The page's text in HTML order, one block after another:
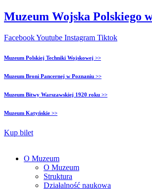
Muzeum Wojska Polskiego
FacebookYoutube Instagram Tiktok
Muzeum Polskiej Techniki Wojskowej >>
Muzeum Broni Pancernej w Poznaniu >>
Muzeum Bitwy Warszawskiej 1920 roku >>
Muzeum Katyńskie >>
Kup bilet
O Muzeum
O Muzeum
Struktura
Działalność naukowa